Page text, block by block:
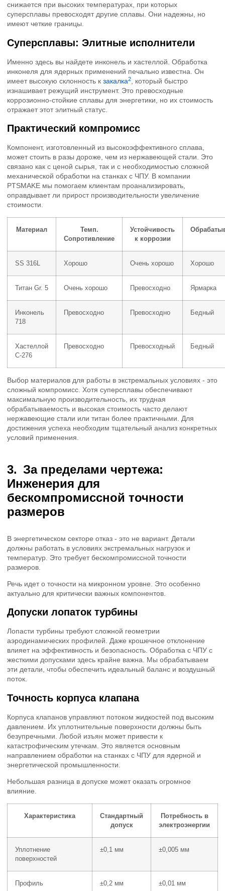
снижается при высоких температурах, при которых
суперсплавы превосходят другие сплавы. Они надежны, но
имеют четкие границы.
Суперсплавы: Элитные исполнители
Именно здесь вы найдете инконель и хастеллой. Обработка
инконеля для ядерных применений печально известна. Он
имеет высокую склонность к закалка2
, который быстро
изнашивает режущий инструмент. Это превосходные
коррозионно-стойкие сплавы для энергетики, но их стоимость
отражает этот элитный статус.
Практический компромисс
Компонент, изготовленный из высокоэффективного сплава,
может стоить в разы дороже, чем из нержавеющей стали. Это
связано как с ценой сырья, так и с необходимостью сложной
механической обработки на станках с ЧПУ. В компании
PTSMAKE мы помогаем клиентам проанализировать,
оправдывает ли прирост производительности увеличение
стоимости.
Материал
Темп.
Сопротивление
Устойчивость
к коррозии
SS 316L Хорошо Очень хорошо Хорошо
Титан Gr. 5 Очень хорошо Превосходно Ярмарка
Инконель
718
Превосходно Превосходно Бедный
Хастеллой
C-276
Превосходно Превосходный Бедный
Выбор материалов для работы в экстремальных условиях - это
сложный компромисс. Хотя суперсплавы обеспечивают
максимальную производительность, их трудная
обрабатываемость и высокая стоимость часто делают
нержавеющие стали или титан более практичными. Для
достижения успеха необходим тщательный анализ конкретных
условий применения.
За пределами чертежа:
Инженерия для
бескомпромиссной точности
размеров
В энергетическом секторе отказ - это не вариант. Детали
должны работать в условиях экстремальных нагрузок и
температур. Это требует бескомпромиссной точности
размеров.
Речь идет о точности на микронном уровне. Это особенно
актуально для критически важных компонентов.
Допуски лопаток турбины
Лопасти турбины требуют сложной геометрии
аэродинамических профилей. Даже крошечное отклонение
влияет на эффективность и безопасность. Обработка с ЧПУ с
жесткими допусками здесь крайне важна. Мы обрабатываем
эти детали, чтобы обеспечить идеальный баланс и воздушный
поток.
Точность корпуса клапана
Корпуса клапанов управляют потоком жидкостей под высоким
давлением. Их уплотнительные поверхности должны быть
безупречными. Любой изъян может привести к
катастрофическим утечкам. Это является основным
направлением обработки на станках с ЧПУ для ядерной и
энергетической промышленности.
Небольшая разница в допуске может оказать огромное
влияние.
Характеристика
Стандартный
допуск
Потребность в
электроэнергии
Уплотнение
поверхностей
±0,1 мм ±0,005 мм
Профиль
±0,2 мм ±0,01 мм